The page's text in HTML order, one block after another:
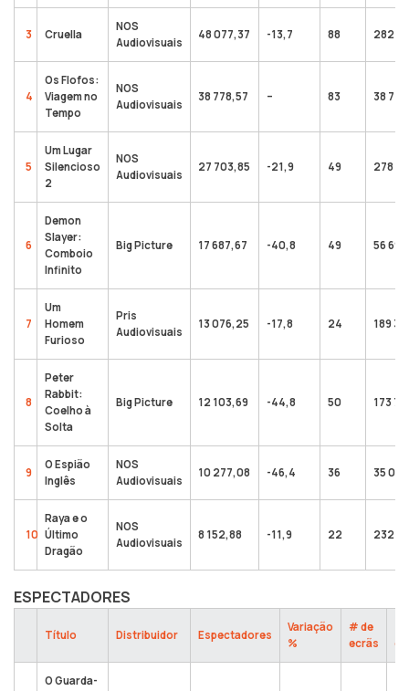
3 Cruella
NOS
Audiovisuais
48 077,37 -13,7 88 282
4
Os Flofos:
Viagem no
Tempo
NOS
Audiovisuais
38 778,57 – 83 38
5
Um Lugar
Silencioso
2
NOS
Audiovisuais
27 703,85 -21,9 49 278
6
Demon
Slayer:
Comboio
Infinito
Big Picture 17 687,67 -40,8 49 56
7
Um
Homem
Furioso
Pris
Audiovisuais
13 076,25 -17,8 24 189
8
Peter
Rabbit:
Coelho à
Solta
Big Picture 12 103,69 -44,8 50 173
9
O Espião
Inglês
NOS
Audiovisuais
10 277,08 -46,4 36 35
10
Raya e o
Último
Dragão
NOS
Audiovisuais
8 152,88 -11,9 22 232
ESPECTADORES
Título Distribuidor Espectadores
Variação
%
# de
ecrãs
O Guarda-